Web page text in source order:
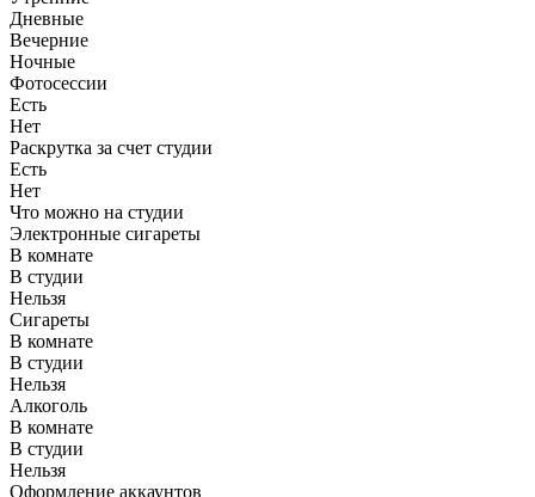
Дневные
Вечерние
Ночные
Фотосессии
Есть
Нет
Раскрутка за счет студии
Есть
Нет
Что можно на студии
Электронные сигареты
В комнате
В студии
Нельзя
Сигареты
В комнате
В студии
Нельзя
Алкоголь
В комнате
В студии
Нельзя
Оформление аккаунтов